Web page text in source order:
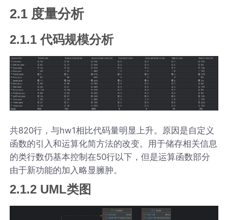
2.1 度量分析
2.1.1 代码规模分析
共820行，与hw1相比代码量明显上升。原因是自定义
函数的引入和运算化简方法的改变。用于储存相关信息
的类行数仍基本控制在50行以下，但是运算函数部分
由于新功能的加入略显臃肿。
2.1.2 UML类图